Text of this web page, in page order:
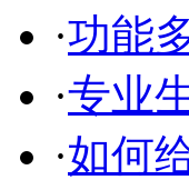
·功能
·专业
·如何